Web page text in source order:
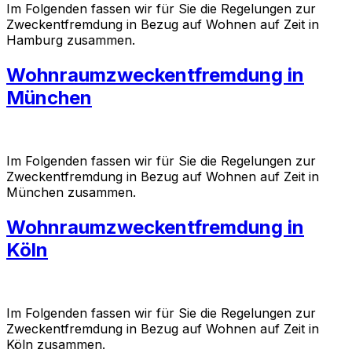
Im Folgenden fassen wir für Sie die Regelungen zur
Zweckentfremdung in Bezug auf Wohnen auf Zeit in
Hamburg zusammen.
Wohnraumzweckentfremdung in
München
Im Folgenden fassen wir für Sie die Regelungen zur
Zweckentfremdung in Bezug auf Wohnen auf Zeit in
München zusammen.
Wohnraumzweckentfremdung in
Köln
Im Folgenden fassen wir für Sie die Regelungen zur
Zweckentfremdung in Bezug auf Wohnen auf Zeit in
Köln zusammen.